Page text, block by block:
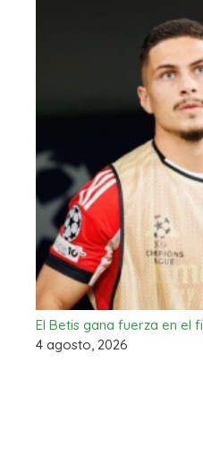
El Betis gana fuerza en el
4 agosto, 2026